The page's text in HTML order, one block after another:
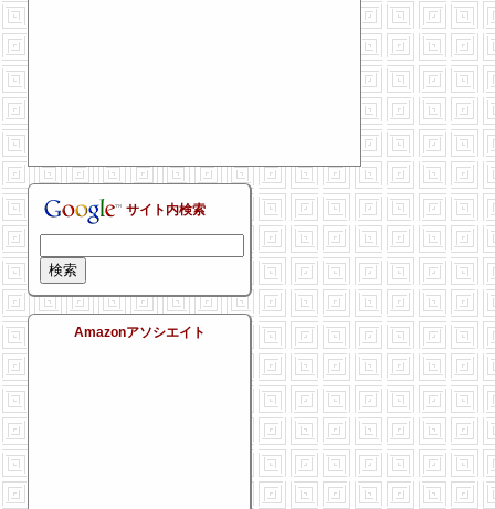
サイト内検索
Amazonアソシエイト